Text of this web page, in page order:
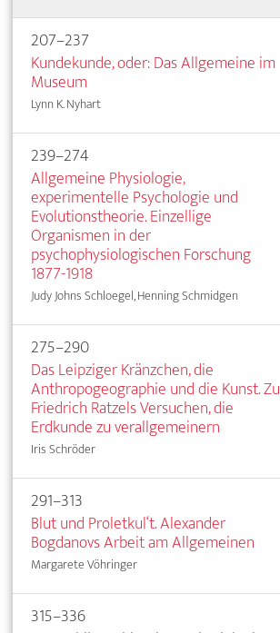
207–237
Kundekunde, oder: Das Allgemeine im
Museum
Lynn K. Nyhart
239–274
Allgemeine Physiologie,
experimentelle Psychologie und
Evolutionstheorie. Einzellige
Organismen in der
psychophysiologischen Forschung
1877-1918
Judy Johns Schloegel, Henning Schmidgen
275–290
Das Leipziger Kränzchen, die
Anthropogeographie und die Kunst. Zu
Friedrich Ratzels Versuchen, die
Erdkunde zu verallgemeinern
Iris Schröder
291–313
Blut und Proletkul‘t. Alexander
Bogdanovs Arbeit am Allgemeinen
Margarete Vöhringer
315–336